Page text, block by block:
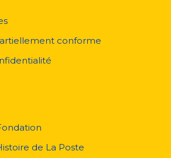
conforme
de La Poste